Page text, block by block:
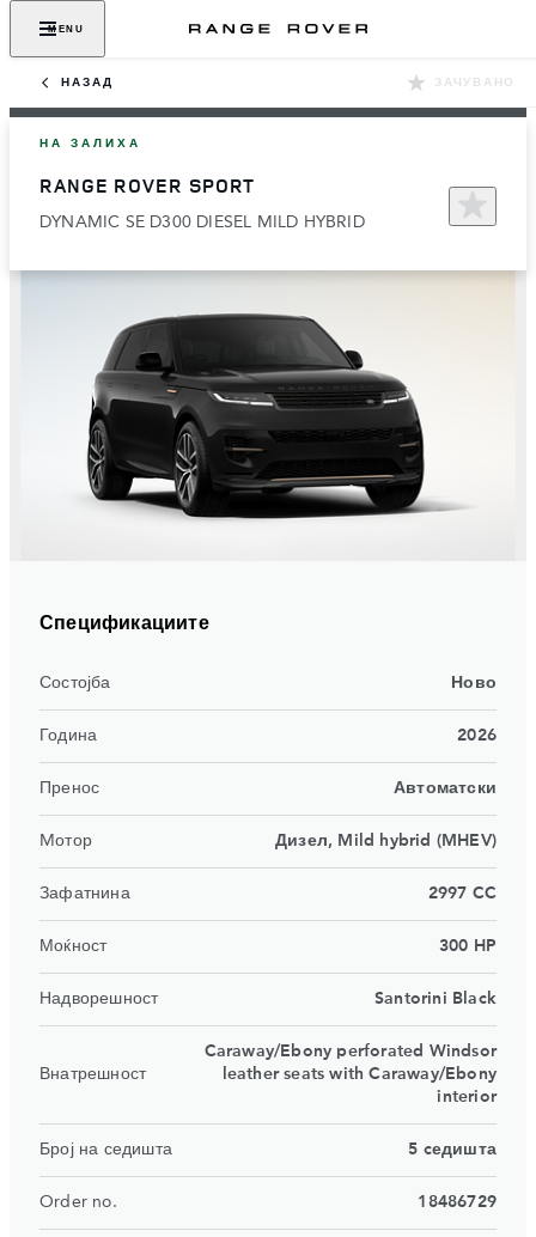
MENU
НАЗАД ЗАЧУВАНО
НА ЗАЛИХА
RANGE ROVER SPORT
DYNAMIC SE D300 DIESEL MILD HYBRID
Спецификациите
Состојба Ново
Година 2026
Пренос Автоматски
Mотор Дизел, Mild hybrid (MHEV)
Зафатнина 2997 CC
Моќност 300 HP
Надворешност Santorini Black
Внатрешност
Caraway/Ebony perforated Windsor
leather seats with Caraway/Ebony
interior
Број на седишта 5 cедишта
Order no. 18486729